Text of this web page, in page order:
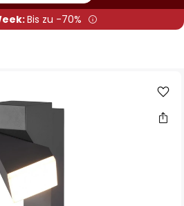
Bis zu -70%